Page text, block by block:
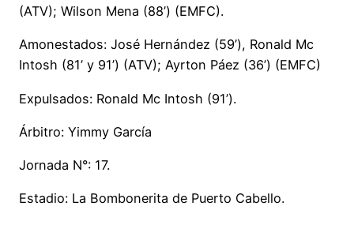
(ATV); Wilson Mena (88’) (EMFC).
Amonestados: José Hernández (59’), Ronald Mc
Intosh (81’ y 91’) (ATV); Ayrton Páez (36’) (EMFC)
Expulsados: Ronald Mc Intosh (91’).
Árbitro: Yimmy García
Jornada N°: 17.
Estadio: La Bombonerita de Puerto Cabello.